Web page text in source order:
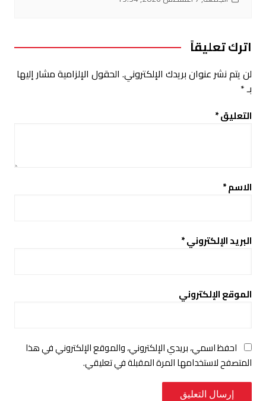
اترك تعليقاً
لن يتم نشر عنوان بريدك الإلكتروني. الحقول الإلزامية مشار إليها
بـ*
التعليق*
الاسم*
البريد الإلكتروني*
الموقع الإلكتروني
احفظ اسمي، بريدي الإلكتروني، والموقع الإلكتروني في هذا
المتصفح لاستخدامها المرة المقبلة في تعليقي.